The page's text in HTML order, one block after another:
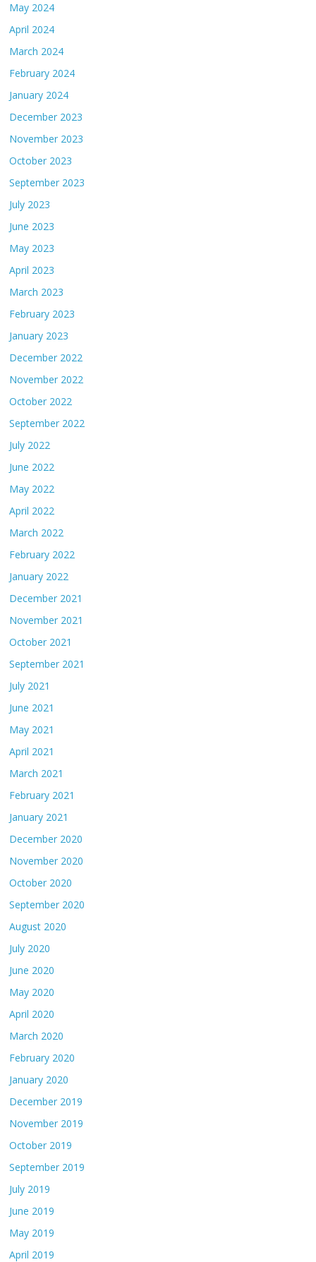
May 2024
April 2024
March 2024
February 2024
January 2024
December 2023
November 2023
October 2023
September 2023
July 2023
June 2023
May 2023
April 2023
March 2023
February 2023
January 2023
December 2022
November 2022
October 2022
September 2022
July 2022
June 2022
May 2022
April 2022
March 2022
February 2022
January 2022
December 2021
November 2021
October 2021
September 2021
July 2021
June 2021
May 2021
April 2021
March 2021
February 2021
January 2021
December 2020
November 2020
October 2020
September 2020
August 2020
July 2020
June 2020
May 2020
April 2020
March 2020
February 2020
January 2020
December 2019
November 2019
October 2019
September 2019
July 2019
June 2019
May 2019
April 2019